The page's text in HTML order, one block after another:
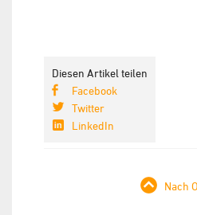
Diesen Artikel teilen
Facebook
Twitter
LinkedIn
Nach